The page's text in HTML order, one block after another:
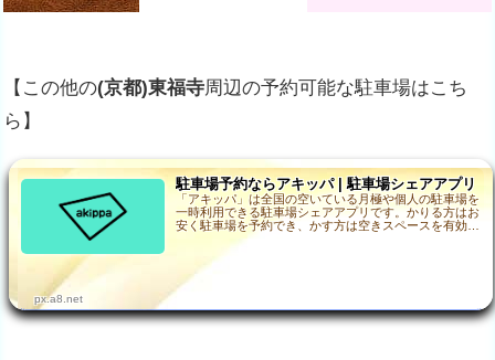
【この他の(京都)東福寺周辺の予約可能な駐車場はこち
ら】
駐車場予約ならアキッパ | 駐車場シェアアプリ
「アキッパ」は全国の空いている月極や個人の駐車場を
一時利用できる駐車場シェアアプリです。かりる方はお
安く駐車場を予約でき、かす方は空きスペースを有効利
用して収入を得ることができます。…
px.a8.net